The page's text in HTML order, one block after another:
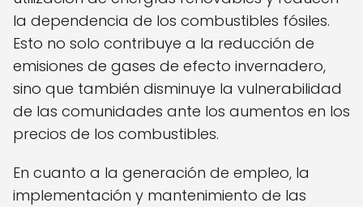
la dependencia de los combustibles fósiles.
Esto no solo contribuye a la reducción de
emisiones de gases de efecto invernadero,
sino que también disminuye la vulnerabilidad
de las comunidades ante los aumentos en los
precios de los combustibles.
En cuanto a la generación de empleo, la
implementación y mantenimiento de las